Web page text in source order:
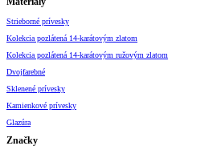
Strieborné prívesky
Kolekcia pozlátená 14-karátovým zlatom
Kolekcia pozlátená 14-karátovým ružovým zlatom
Dvojfarebné
Sklenené prívesky
Kamienkové prívesky
Glazúra
Značky